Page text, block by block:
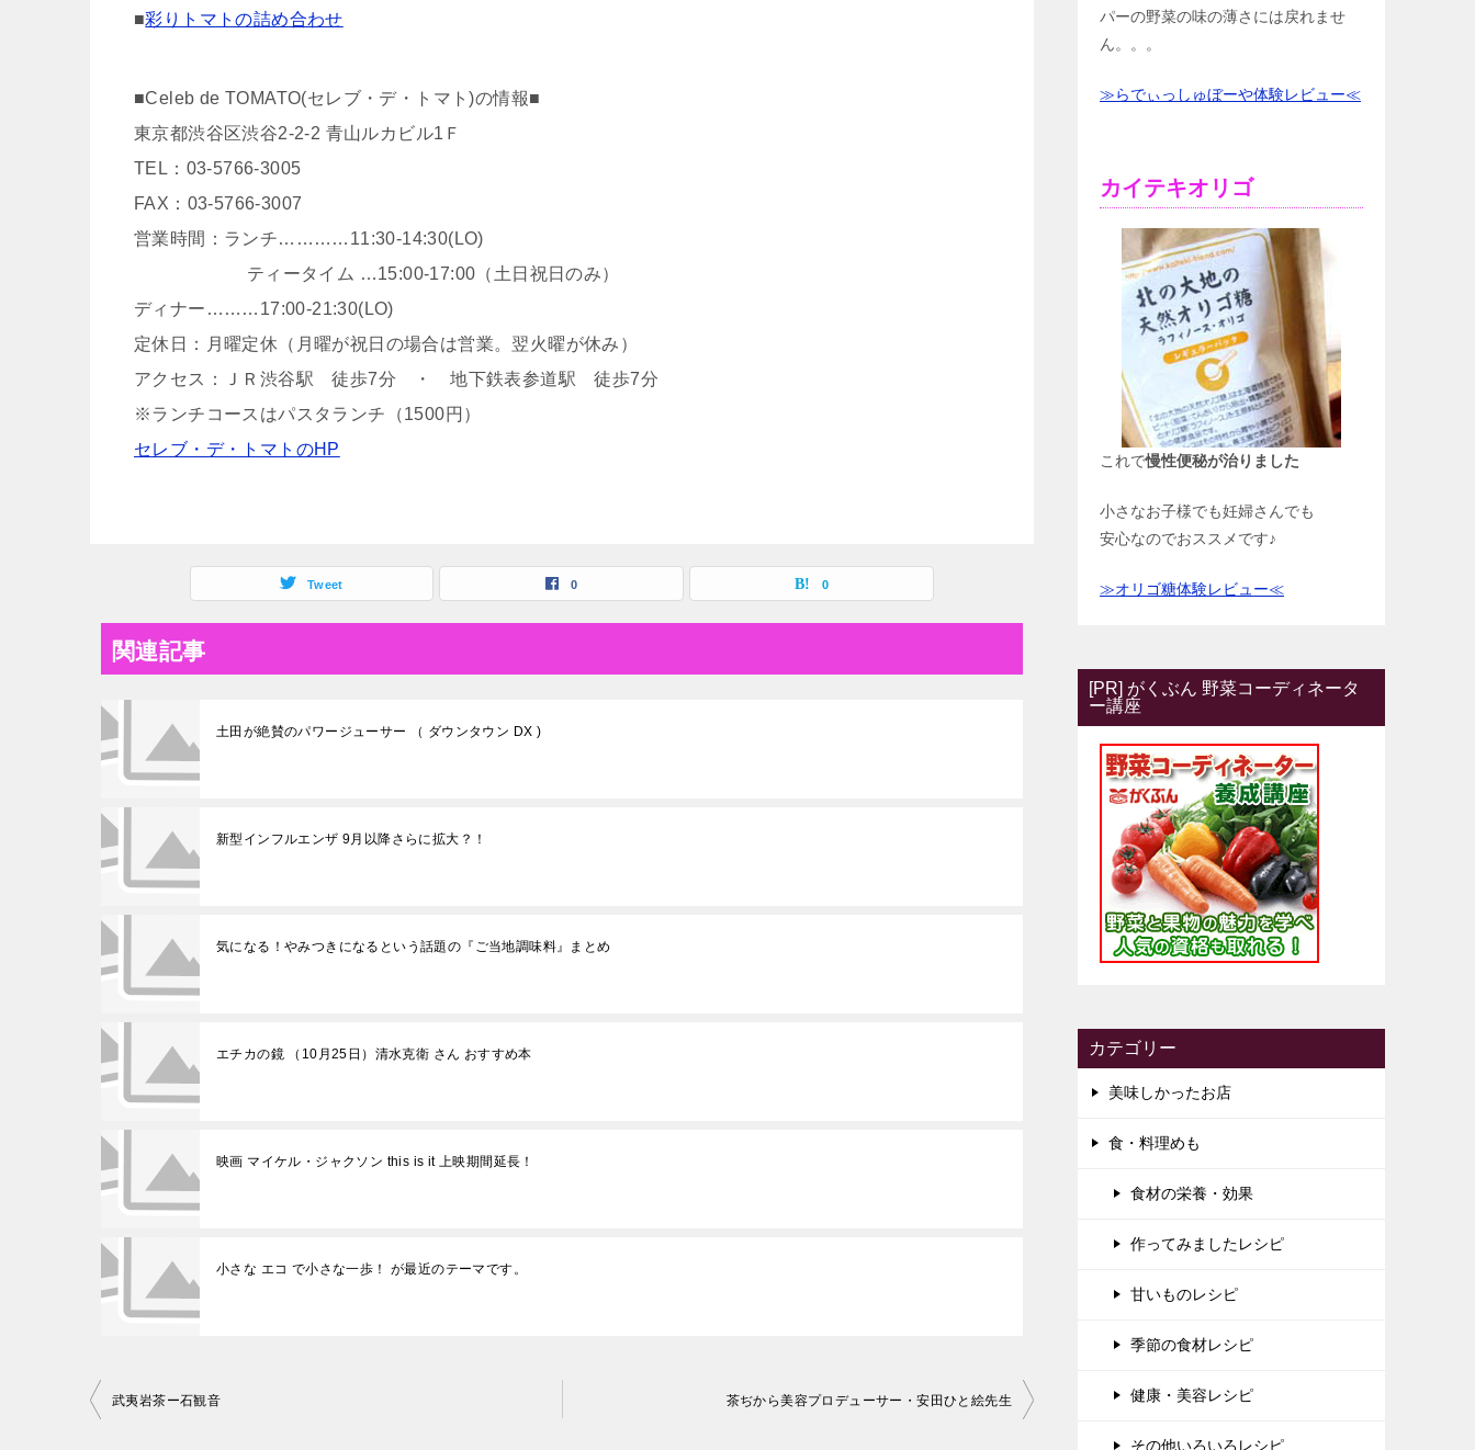
■彩りトマトの詰め合わせ
■Celeb de TOMATO(セレブ・デ・トマト)の情報■
東京都渋谷区渋谷2-2-2 青山ルカビル1Ｆ
TEL：03-5766-3005
FAX：03-5766-3007
営業時間：ランチ…………11:30-14:30(LO)
ティータイム …15:00-17:00（土日祝日のみ）
ディナー………17:00-21:30(LO)
定休日：月曜定休（月曜が祝日の場合は営業。翌火曜が休み）
アクセス：ＪＲ渋谷駅 徒歩7分 ・ 地下鉄表参道駅 徒歩7分
※ランチコースはパスタランチ（1500円）
セレブ・デ・トマトのHP
Tweet 0 0
関連記事
土田が絶賛のパワージューサー （ ダウンタウン DX )
新型インフルエンザ 9月以降さらに拡大？！
気になる！やみつきになるという話題の『ご当地調味料』まとめ
エチカの鏡 （10月25日）清水克衛 さん おすすめ本
映画 マイケル・ジャクソン this is it 上映期間延長！
小さな エコ で小さな一歩！ が最近のテーマです。
投武夷岩茶ー石観音 茶ぢから美容プロデューサー・安田ひと絵先生
パーの野菜の味の薄さには戻れませ
ん。。。
≫らでぃっしゅぼーや体験レビュー≪
カイテキオリゴ
これで慢性便秘が治りました
小さなお子様でも妊婦さんでも
安心なのでおススメです♪
≫オリゴ糖体験レビュー≪
[PR] がくぶん 野菜コーディネータ
ー講座
カテゴリー
美味しかったお店
食・料理めも
食材の栄養・効果
作ってみましたレシピ
甘いものレシピ
季節の食材レシピ
健康・美容レシピ
その他いろいろレシピ